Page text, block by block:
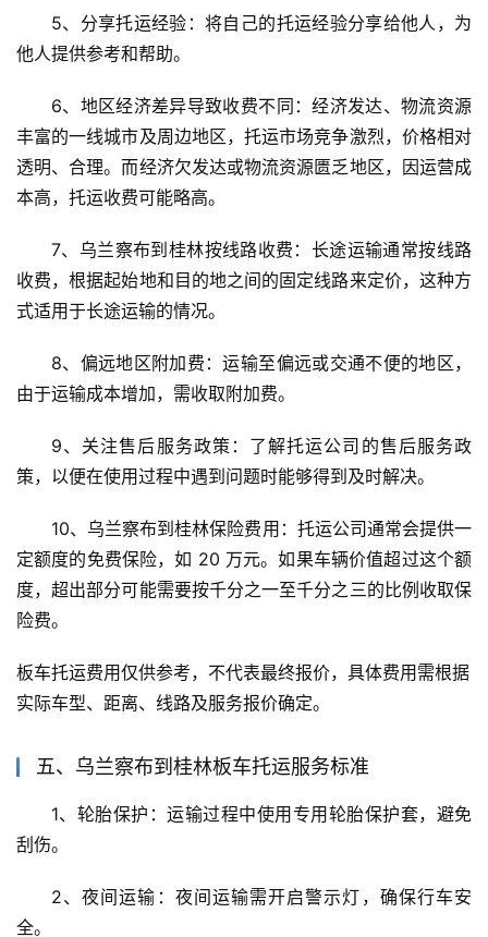
5、分享托运经验：将自己的托运经验分享给他人，为
他人提供参考和帮助。
6、地区经济差异导致收费不同：经济发达、物流资源
丰富的一线城市及周边地区，托运市场竞争激烈，价格相对
透明、合理。而经济欠发达或物流资源匮乏地区，因运营成
本高，托运收费可能略高。
7、乌兰察布到桂林按线路收费：长途运输通常按线路
收费，根据起始地和目的地之间的固定线路来定价，这种方
式适用于长途运输的情况。
8、偏远地区附加费：运输至偏远或交通不便的地区，
由于运输成本增加，需收取附加费。
9、关注售后服务政策：了解托运公司的售后服务政
策，以便在使用过程中遇到问题时能够得到及时解决。
10、乌兰察布到桂林保险费用：托运公司通常会提供一
定额度的免费保险，如 20 万元。如果车辆价值超过这个额
度，超出部分可能需要按千分之一至千分之三的比例收取保
险费。
板车托运费用仅供参考，不代表最终报价，具体费用需根据
实际车型、距离、线路及服务报价确定。
五、乌兰察布到桂林板车托运服务标准
1、轮胎保护：运输过程中使用专用轮胎保护套，避免
刮伤。
2、夜间运输：夜间运输需开启警示灯，确保行车安
全。